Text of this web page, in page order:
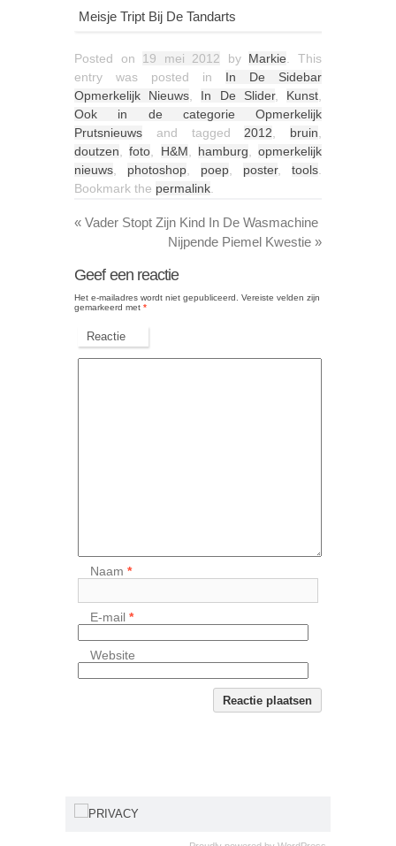
Meisje Tript Bij De Tandarts
Posted on 19 mei 2012 by Markie . This
entry was posted in In De Sidebar
Opmerkelijk Nieuws
In De Slider, Kunst
Ook in de categorie Opmerkelijk
Prutsnieuws and tagged 2012 bruin
doutzen ,foto H&M hamburg
opmerkelijk
nieuws
photoshop poep poster, tools
Bookmark the permalink
« Vader Stopt Zijn Kind In De Wasmachine
Nijpende Piemel Kwestie »
Geef een reactie
Het e-mailadres wordt niet gepubliceerd.
Vereiste velden zijn
gemarkeerd met *
Reactie
Naam*
E-mail*
Website
PRIVACY